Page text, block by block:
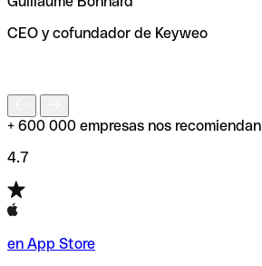
de enviar tu transferencia.
CEO y cofundador de Keyweo
+ 600 000 empresas nos recomiendan
4.7
en App Store